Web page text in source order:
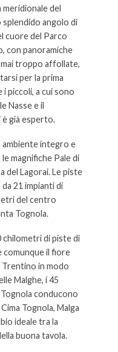
del
angolo di
cuore del Parco
con panoramiche
troppo affollate,
per la prima
i piccoli, a cui sono
Nasse e il
è già esperto.
ambiente integro e
magnifiche Pale di
del Lagorai. Le piste
21 impianti di
del centro
Tognola.
chilometri di piste di
comunque il fiore
Trentino in modo
Malghe, i 45
conducono
Tognola, Malga
ideale tra la
buona tavola.